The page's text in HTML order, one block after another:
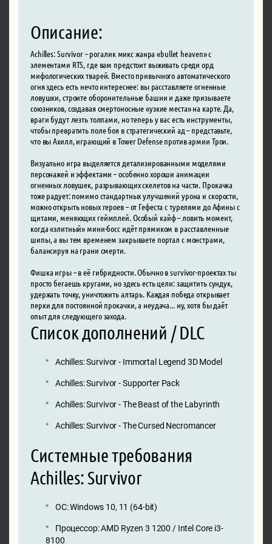
Описание:
Achilles: Survivor – рогалик микс жанра «bullet heaven» с
элементами RTS, где вам предстоит выживать среди орд
мифологических тварей. Вместо привычного автоматического
огня здесь есть нечто интереснее: вы расставляете огненные
ловушки, строите оборонительные башни и даже призываете
союзников, создавая смертоносные «узкие места» на карте. Да,
враги будут лезть толпами, но теперь у вас есть инструменты,
чтобы превратить поле боя в стратегический ад – представьте,
что вы Ахилл, играющий в Tower Defense против армии Трои.
Визуально игра выделяется детализированными моделями
персонажей и эффектами – особенно хороши анимации
огненных ловушек, разрывающих скелетов на части. Прокачка
тоже радует: помимо стандартных улучшений урона и скорости,
можно открыть новых героев – от Гефеста с турелями до Афины с
щитами, меняющих геймплей. Особый кайф – ловить момент,
когда «элитный» мини-босс идёт прямиком в расставленные
шипы, а вы тем временем закрываете портал с монстрами,
балансируя на грани смерти.
Фишка игры – в её гибридности. Обычно в survivor-проектах ты
просто бегаешь кругами, но здесь есть цели: защитить сундук,
удержать точку, уничтожить алтарь. Каждая победа открывает
перки для постоянной прокачки, а неудача... ну, хотя бы даёт
опыт для следующего захода.
Список дополнений / DLC
Achilles: Survivor - Immortal Legend 3D Model
Achilles: Survivor - Supporter Pack
Achilles: Survivor - The Beast of the Labyrinth
Achilles: Survivor - The Cursed Necromancer
Системные требования
Achilles: Survivor
ОС: Windows 10, 11 (64-bit)
Процессор: AMD Ryzen 3 1200 / Intel Core i3-
8100